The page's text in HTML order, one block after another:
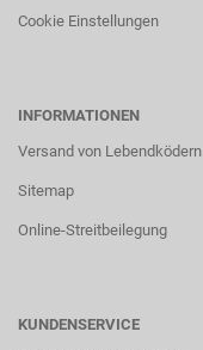
Cookie Einstellungen
INFORMATIONEN
Versand von Lebendködern
Sitemap
Online-Streitbeilegung
KUNDENSERVICE